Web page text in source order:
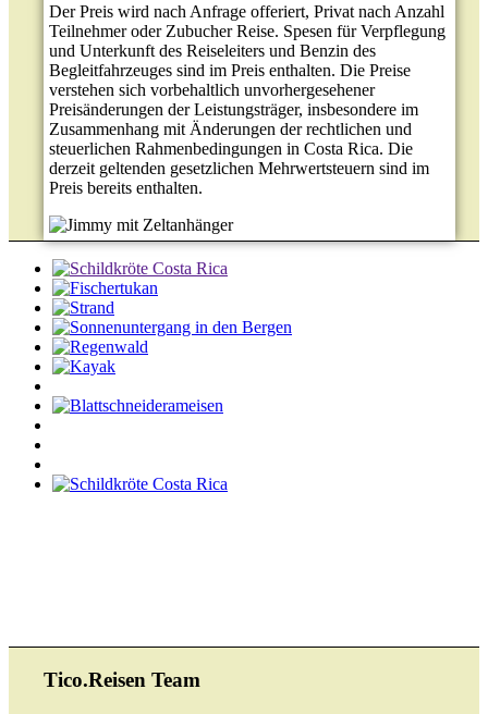
Der Preis wird nach Anfrage offeriert, Privat nach Anzahl
Teilnehmer oder Zubucher Reise. Spesen für Verpflegung
und Unterkunft des Reiseleiters und Benzin des
Begleitfahrzeuges sind im Preis enthalten. Die Preise
verstehen sich vorbehaltlich unvorhergesehener
Preisänderungen der Leistungsträger, insbesondere im
Zusammenhang mit Änderungen der rechtlichen und
steuerlichen Rahmenbedingungen in Costa Rica. Die
derzeit geltenden gesetzlichen Mehrwertsteuern sind im
Preis bereits enthalten.
Tico.Reisen Team